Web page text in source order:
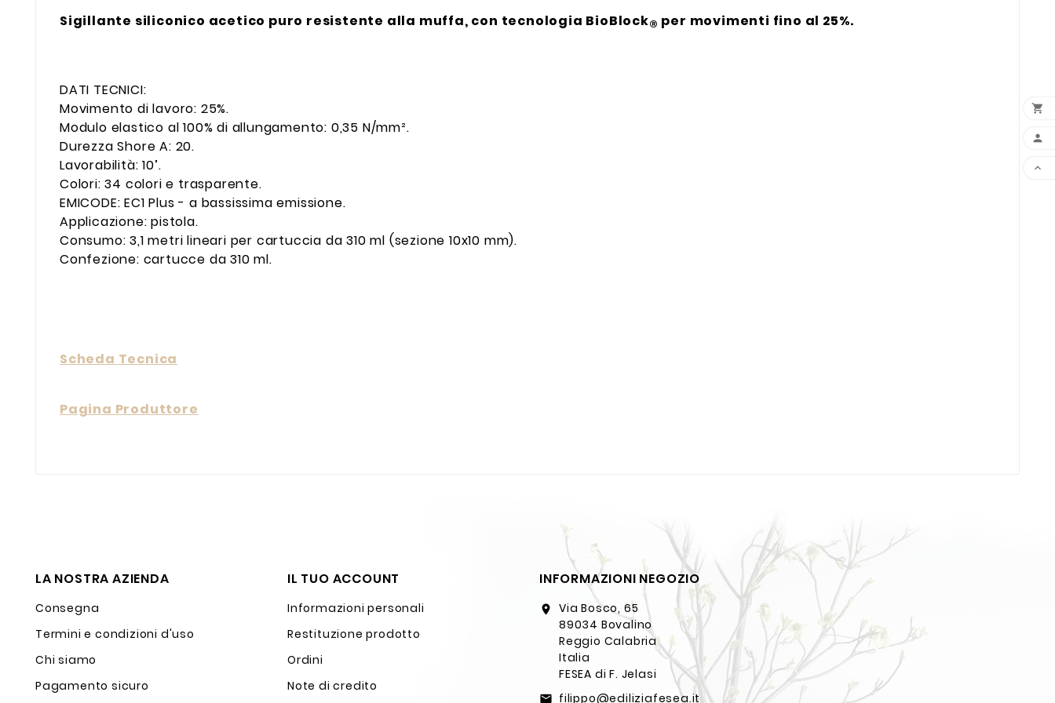
Sigillante siliconico acetico puro resistente alla muffa, con tecnologia BioBlock® per movimenti fino al 25%.
DATI TECNICI:
Movimento di lavoro: 25%.
Modulo elastico al 100% di allungamento: 0,35 N/mm².
Durezza Shore A: 20.
Lavorabilità: 10’.
Colori: 34 colori e trasparente.
EMICODE: EC1 Plus - a bassissima emissione.
Applicazione: pistola.
Consumo: 3,1 metri lineari per cartuccia da 310 ml (sezione 10x10 mm).
Confezione: cartucce da 310 ml.
Scheda Tecnica
Pagina Produttore
LA NOSTRA AZIENDA
Consegna
Termini e condizioni d'uso
Chi siamo
Pagamento sicuro
IL TUO ACCOUNT
Informazioni personali
Restituzione prodotto
Ordini
Note di credito
INFORMAZIONI NEGOZIO
location_on
Via Bosco, 65
89034 Bovalino
Reggio Calabria
Italia
FESEA di F. Jelasi
email filippo@ediliziafesea.it


